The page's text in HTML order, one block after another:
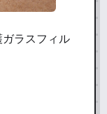
ラスフィル